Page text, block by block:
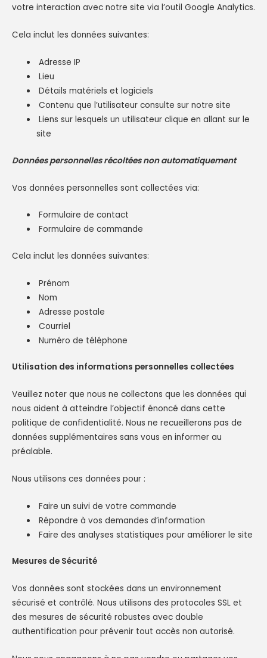
votre interaction avec notre site via l’outil Google Analytics.
Cela inclut les données suivantes:
Adresse IP
Lieu
Détails matériels et logiciels
Contenu que l’utilisateur consulte sur notre site
Liens sur lesquels un utilisateur clique en allant sur le
site
Données personnelles récoltées non automatiquement
Vos données personnelles sont collectées via:
Formulaire de contact
Formulaire de commande
Cela inclut les données suivantes:
Prénom
Nom
Adresse postale
Courriel
Numéro de téléphone
Utilisation des informations personnelles collectées
Veuillez noter que nous ne collectons que les données qui
nous aident à atteindre l’objectif énoncé dans cette
politique de confidentialité. Nous ne recueillerons pas de
données supplémentaires sans vous en informer au
préalable.
Nous utilisons ces données pour :
Faire un suivi de votre commande
Répondre à vos demandes d’information
Faire des analyses statistiques pour améliorer le site
Mesures de Sécurité
Vos données sont stockées dans un environnement
sécurisé et contrôlé. Nous utilisons des protocoles SSL et
des mesures de sécurité robustes avec double
authentification pour prévenir tout accès non autorisé.